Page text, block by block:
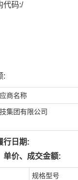
代码:/
:
商名称
集团有限公司
行日期:
单价、成交金额:
规格型号